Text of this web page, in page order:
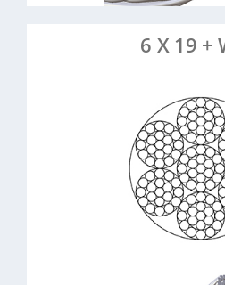
6 X 19 +
: 6 Litzen à 19 Drähte,
: Stahl, verzinkt (1,5-
Edelstahl
: Zugfest, flexibel, ideal
häufige
: Fitnessseile,
Maschinenbau,